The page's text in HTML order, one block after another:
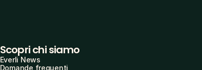
Scopri chi siamo
Everli News
Domande frequenti